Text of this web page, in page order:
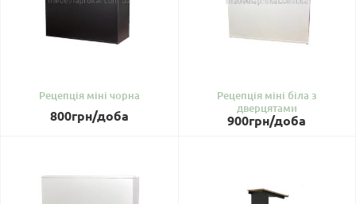
Рецепція міні чорна
800грн/доба
Рецепція міні біла з
дверцятами
900грн/доба